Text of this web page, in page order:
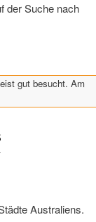
der Suche nach
gut besucht. Am
Australiens.